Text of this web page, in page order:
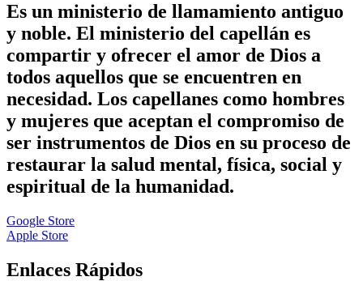
Es un ministerio de llamamiento antiguo
y noble. El ministerio del capellán es
compartir y ofrecer el amor de Dios a
todos aquellos que se encuentren en
necesidad. Los capellanes como hombres
y mujeres que aceptan el compromiso de
ser instrumentos de Dios en su proceso de
restaurar la salud mental, física, social y
espiritual de la humanidad.
Google Store
Apple Store
Enlaces Rápidos